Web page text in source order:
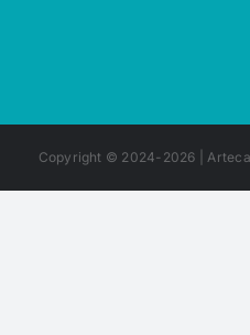
Copyright © 2024-2026 |